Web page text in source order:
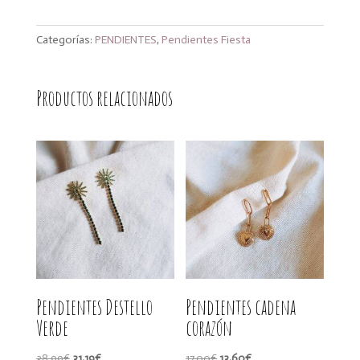
Categorías: PENDIENTES, Pendientes Fiesta
Productos relacionados
Pendientes Destello
Verde
El
El
Pendientes cadena
corazón
El
El